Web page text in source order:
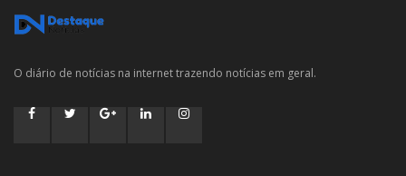
O diário de notícias na internet trazendo notícias em geral.